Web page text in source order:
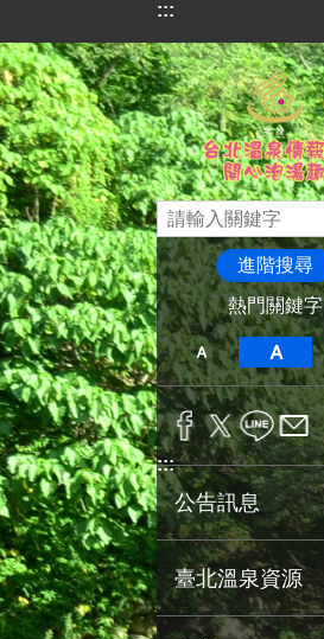
跳到主要內容區塊
:::
進階搜尋
熱門關鍵字
:::
公告訊息
臺北溫泉資源